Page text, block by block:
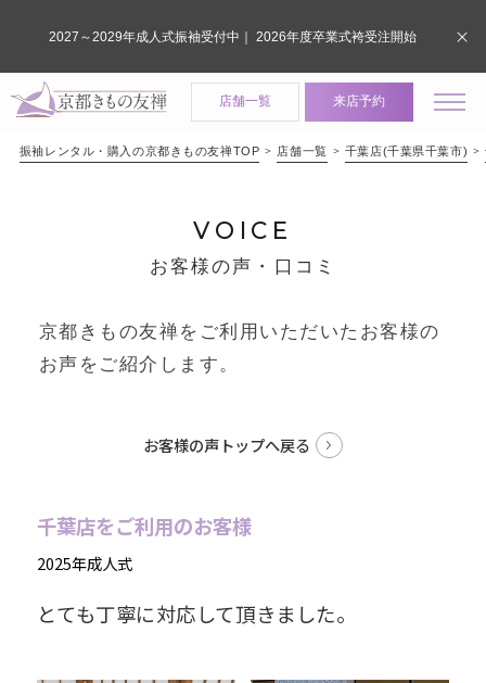
店舗一覧 来店予約
振袖レンタル・購入の京都きもの友禅TOP 店舗一覧 千葉店(千葉県千葉市)
VOICE
お客様の声・口コミ
京都きもの友禅をご利用いただいたお客様の
お声をご紹介します。
お客様の声トップへ戻る
千葉店をご利用のお客様
2025年成人式
とても丁寧に対応して頂きました。
2027～2029年成人式振袖受付中｜ 2026年度卒業式袴受注開始